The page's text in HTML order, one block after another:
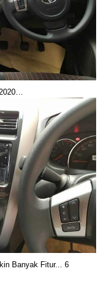
Banyak Fitur... 6